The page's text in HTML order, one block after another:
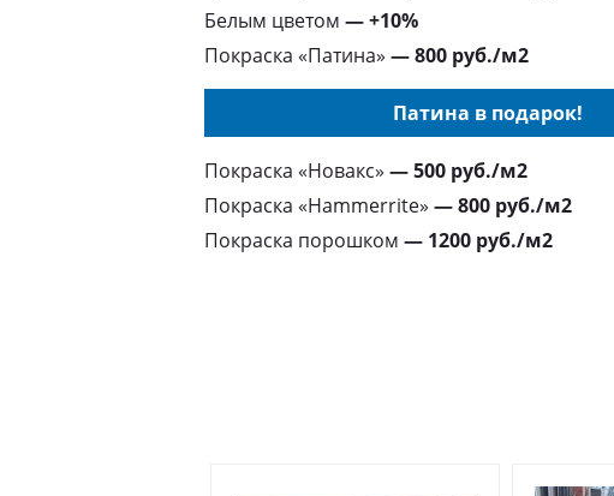
Белым цветом— +10%
Покраска «Патина»— 800 руб./м2
Патина в подарок!
Покраска «Новакс»— 500 руб./м2
Покраска «Hammerrite»— 800 руб./м2
Покраска порошком— 1200 руб./м2